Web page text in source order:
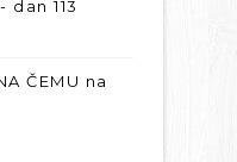
113
ČEMU na